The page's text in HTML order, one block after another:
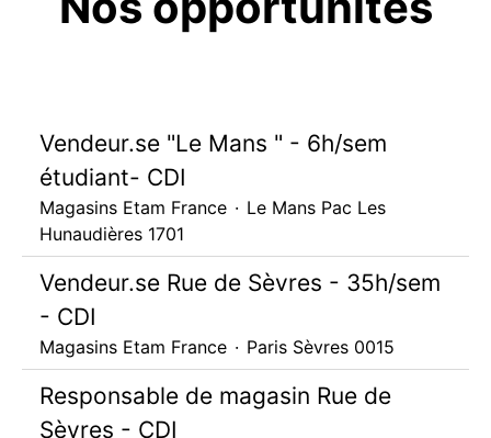
Vendeur.se "Le Mans " - 6h/sem
étudiant- CDI
Magasins Etam France · Le Mans Pac Les
Hunaudières 1701
Vendeur.se Rue de Sèvres - 35h/sem
- CDI
Magasins Etam France · Paris Sèvres 0015
Responsable de magasin Rue de
Sèvres - CDI